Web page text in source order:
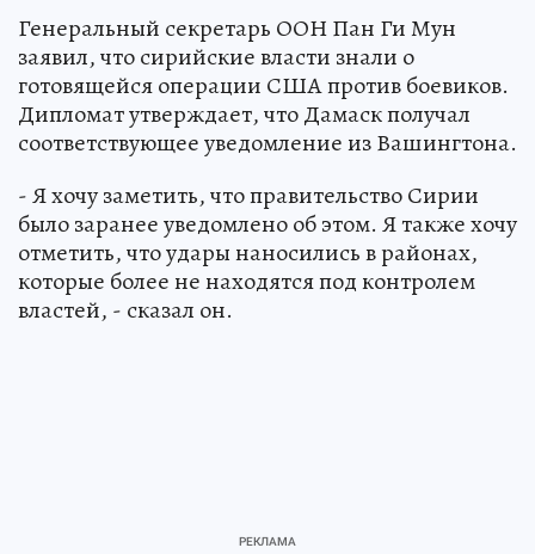
Генеральный секретарь ООН Пан Ги Мун
заявил, что сирийские власти знали о
готовящейся операции США против боевиков.
Дипломат утверждает, что Дамаск получал
соответствующее уведомление из Вашингтона.
- Я хочу заметить, что правительство Сирии
было заранее уведомлено об этом. Я также хочу
отметить, что удары наносились в районах,
которые более не находятся под контролем
властей, - сказал он.